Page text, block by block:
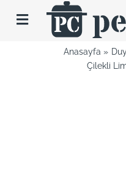
Toggle
Navigation
Anasayfa
Çilekli